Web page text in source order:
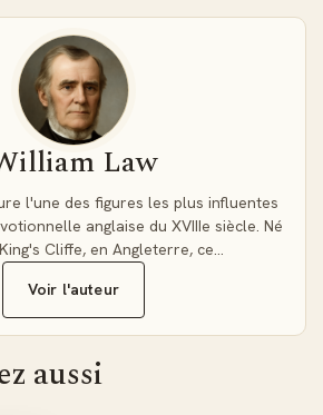
concrètes pour développer une vie
et de service. Ses conseils restent
pour les croyants
format PDF
la mise en page originale et
universelle. Imprimez les chapitres
vos réflexions
votre bibliothèque numérique
qui traverse les siècles
Law
l'une des figures les plus influentes
anglaise du XVIIIe siècle. Né
Cliffe, en Angleterre, ce…
Voir l'auteur
aussi